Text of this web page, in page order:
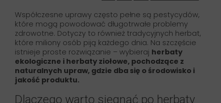
Współczesne uprawy często pełne są pestycydów,
które mogą powodować długotrwałe problemy
zdrowotne. Dotyczy to również tradycyjnych herbat,
które miliony osób piją każdego dnia. Na szczęście
istnieje proste rozwiązanie – wybieraj herbaty
ekologiczne i herbaty ziołowe, pochodzące z
naturalnych upraw, gdzie dba się o środowisko i
jakość produktu.
Dlaczego warto sięgnąć po herbaty